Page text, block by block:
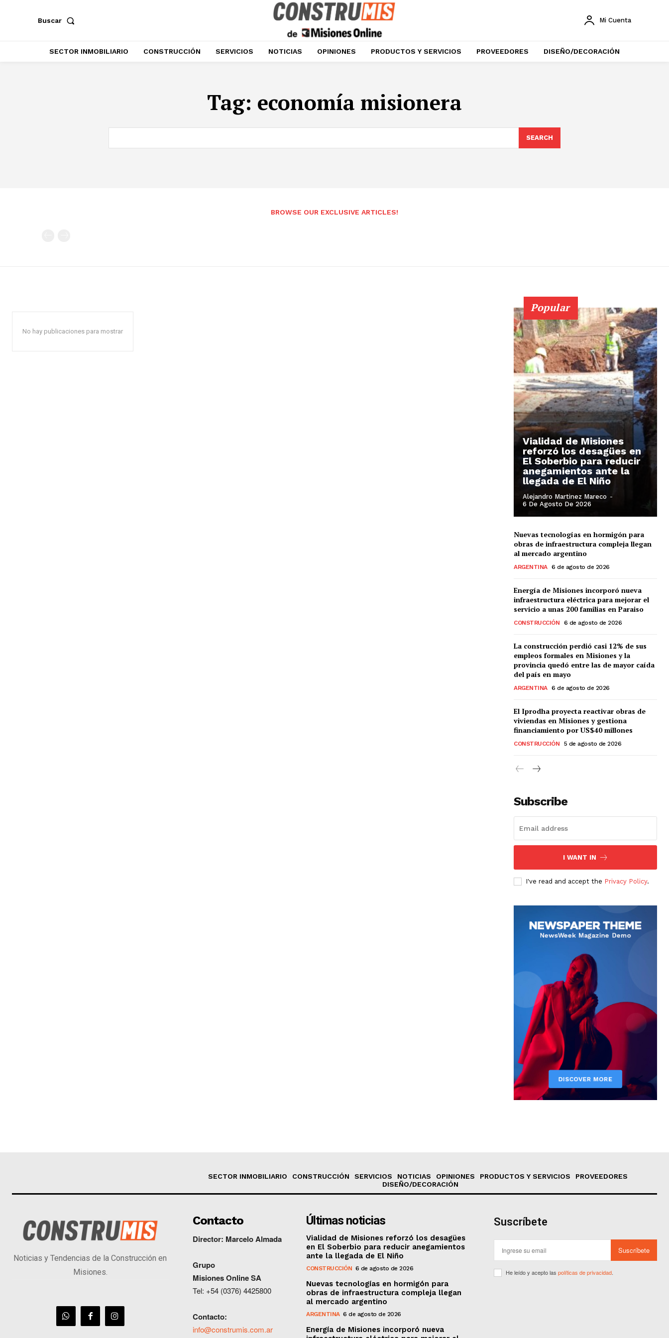
Buscar Mi Cuenta
SECTOR INMOBILIARIO CONSTRUCCIÓN SERVICIOS NOTICIAS OPINIONES PRODUCTOS Y SERVICIOS PROVEEDORES DISEÑO/DECORACIÓN
Tag: economía misionera
SEARCH
BROWSE OUR EXCLUSIVE ARTICLES!
No hay publicaciones para mostrar
Popular
Vialidad de Misiones
reforzó los desagües en
El Soberbio para reducir
anegamientos ante la
llegada de El Niño
Alejandro Martinez Mareco -
6 De Agosto De 2026
Nuevas tecnologías en hormigón para
obras de infraestructura compleja llegan
al mercado argentino
ARGENTINA 6 de agosto de 2026
Energía de Misiones incorporó nueva
infraestructura eléctrica para mejorar el
servicio a unas 200 familias en Paraiso
CONSTRUCCIÓN 6 de agosto de 2026
La construcción perdió casi 12% de sus
empleos formales en Misiones y la
provincia quedó entre las de mayor caída
del país en mayo
ARGENTINA 6 de agosto de 2026
El Iprodha proyecta reactivar obras de
viviendas en Misiones y gestiona
financiamiento por US$40 millones
CONSTRUCCIÓN 5 de agosto de 2026
Subscribe
I WANT IN
I've read and accept the Privacy Policy.
SECTOR INMOBILIARIO CONSTRUCCIÓN SERVICIOS NOTICIAS OPINIONES PRODUCTOS Y SERVICIOS
PROVEEDORES
DISEÑO/DECORACIÓN
Noticias y Tendencias de la Construcción en
Misiones.
Contacto
Director: Marcelo Almada
Grupo
MisionesOnlineSA
Tel: +54 (0376) 4425800
Contacto:
info@construmis.com.ar
Últimas noticias
Vialidad de Misiones reforzó los desagües
en El Soberbio para reducir anegamientos
ante la llegada de El Niño
CONSTRUCCIÓN 6 de agosto de 2026
Nuevas tecnologías en hormigón para
obras de infraestructura compleja llegan
al mercado argentino
ARGENTINA 6 de agosto de 2026
Energía de Misiones incorporó nueva
Suscríbete
Suscríbete
He leído y acepto las políticas de privacidad.